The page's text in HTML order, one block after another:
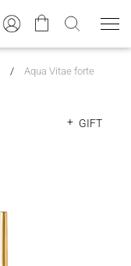
Aqua Vitae forte
GIFT